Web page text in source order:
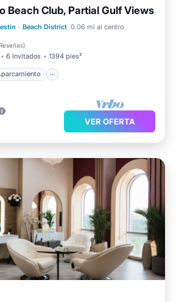
Beach Club, Partial Gulf Views
· Beach District 0.06 mi al centro
)
6 Invitados 1394 pies²
Aparcamiento
Piscina
VER OFERTA